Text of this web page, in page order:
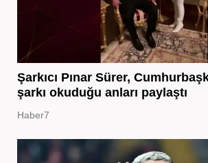
Şarkıcı Pınar Sürer,
şarkı okuduğu anları paylaştı
Haber7